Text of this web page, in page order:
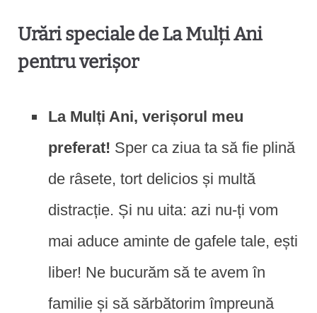
Urări speciale de La Mulți Ani
pentru verișor
La Mulți Ani, verișorul meu
preferat! Sper ca ziua ta să fie plină
de râsete, tort delicios și multă
distracție. Și nu uita: azi nu-ți vom
mai aduce aminte de gafele tale, ești
liber! Ne bucurăm să te avem în
familie și să sărbătorim împreună